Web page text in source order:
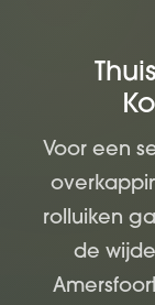
Voor een
rolluiken
de